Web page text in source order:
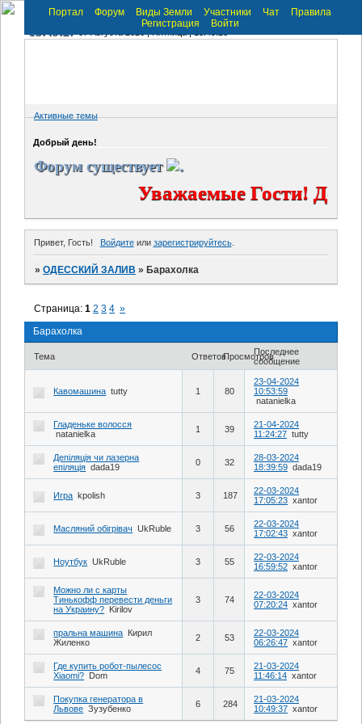
Портал Форум Виды Земли Участники Чат
Правила
Регистрация
Войти
Активные темы
Добрый день!
Форум существует
.
Уважаемые Гости!
Привет, Гость! Войдитеили зарегистрируйтесь.
»ОДЕССКИЙ ЗАЛИВ » Барахолка
Барахолка
Страница:1 2 3 4 »
Тема ОтветовПросмотровПоследнее
сообщение
Кавомашина tutty 1 80
23-04-2024
10:53:59
natanielka
Гладеньке волосся
natanielka
1 39
21-04-2024
11:24:27 tutty
Депіляція чи лазерна
епіляція dada19 0 32
28-03-2024
18:39:59 dada19
Игра kpolish 3 187
22-03-2024
17:05:23 xantor
Масляний обігрівач UkRuble 3 56
22-03-2024
17:02:43 xantor
Ноутбук UkRuble 3 55
22-03-2024
16:59:52 xantor
Можно ли с карты
Тинькофф перевести деньги
на Украину? Kirilov
3 74
22-03-2024
07:20:24 xantor
пральна машина Кирил
Жиленко
2 53
22-03-2024
06:26:47 xantor
Где купить робот-пылесос
Хiaomi? Dom 4 75
21-03-2024
11:46:14 xantor
Покупка генератора в
Львове Зузубенко 6 284
21-03-2024
10:49:37 xantor